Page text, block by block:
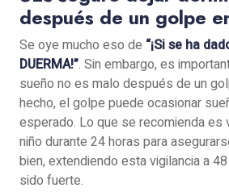
después de un golpe
Se oye mucho eso de “¡Si se ha
DUERMA!”. Sin embargo, es
sueño no es malo después de un
hecho, el golpe puede ocasionar
esperado. Lo que se recomienda es
niño durante 24 horas para
bien, extendiendo esta vigilancia a
sido fuerte.